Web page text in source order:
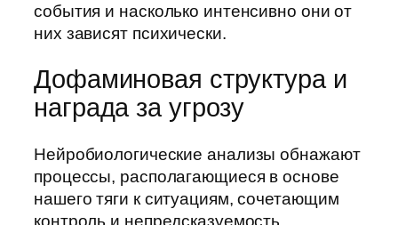
события и насколько интенсивно они от
них зависят психически.
Дофаминовая структура и
награда за угрозу
Нейробиологические анализы обнажают
процессы, располагающиеся в основе
нашего тяги к ситуациям, сочетающим
контроль и непредсказуемость.